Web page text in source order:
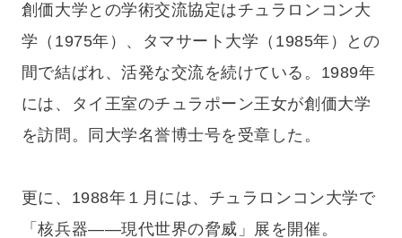
創価大学との学術交流協定はチュラロンコン大
学（1975年）、タマサート大学（1985年）との
間で結ばれ、活発な交流を続けている。1989年
には、タイ王室のチュラポーン王女が創価大学
を訪問。同大学名誉博士号を受章した。
更に、1988年１月には、チュラロンコン大学で
「核兵器——現代世界の脅威」展を開催。